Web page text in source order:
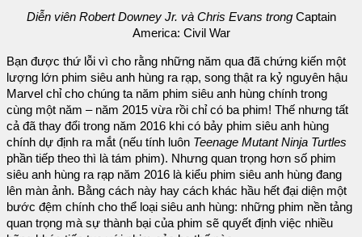
Diễn viên Robert Downey Jr. và Chris Evans trongCaptain
America: Civil War
Bạn được thứ lỗi vì cho rằng những năm qua đã chứng kiến một
lượng lớn phim siêu anh hùng ra rạp, song thật ra kỷ nguyên hậu
Marvel chỉ cho chúng ta năm phim siêu anh hùng chính trong
cùng một năm – năm 2015 vừa rồi chỉ có ba phim! Thế nhưng tất
cả đã thay đổi trong năm 2016 khi có bảy phim siêu anh hùng
chính dự định ra mắt (nếu tính luôn Teenage Mutant Ninja Turtles
phần tiếp theo thì là tám phim). Nhưng quan trọng hơn số phim
siêu anh hùng ra rạp năm 2016 là kiểu phim siêu anh hùng đang
lên màn ảnh. Bằng cách này hay cách khác hầu hết đại diện một
bước đệm chính cho thể loại siêu anh hùng: những phim nền tảng
quan trọng mà sự thành bại của phim sẽ quyết định việc nhiều